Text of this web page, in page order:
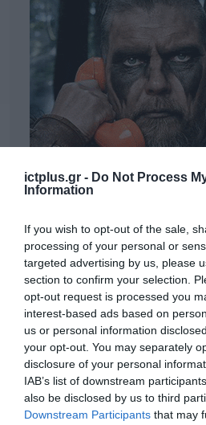
ictplus.gr - Do Not Process
Information
If you wish to opt-out of the sale,
processing of your personal or
targeted advertising by us, please
section to confirm your selection.
opt-out request is processed you
interest-based ads based on
us or personal information
your opt-out. You may separately
disclosure of your personal
IAB’s list of downstream
also be disclosed by us to third
Downstream Participants that may